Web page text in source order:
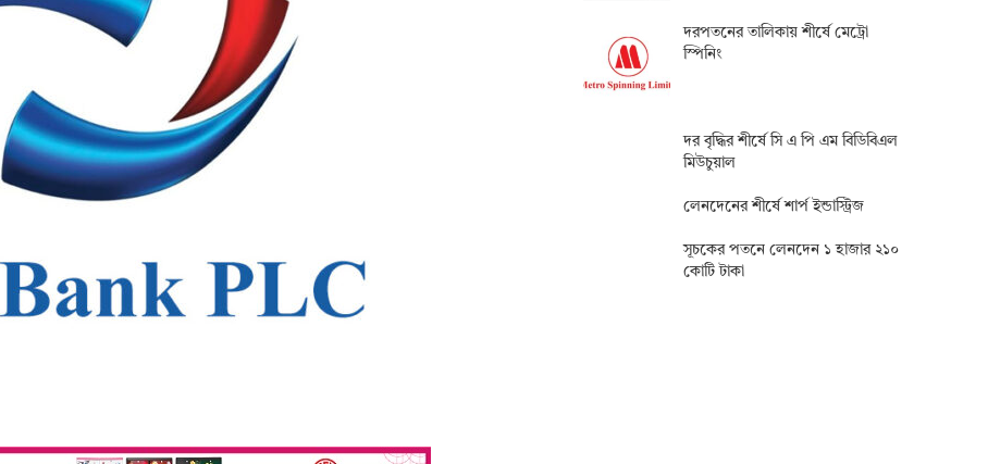
দরপতনের তালিকায় শীর্ষে মেট্রো
স্পিনিং
দর বৃদ্ধির শীর্ষে সি এ পি এম বিডিবিএল
মিউচুয়াল
লেনদেনের শীর্ষে শার্প ইন্ডাস্ট্রিজ
সূচকের পতনে লেনদেন ১ হাজার ২১০
কোটি টাকা